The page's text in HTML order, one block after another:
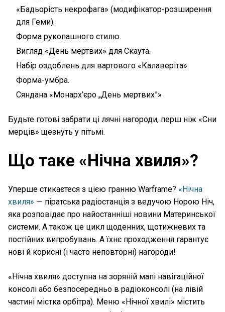
«Бадьорість некрофага» (модифікатор-розширення
для Геми).
Форма рукопашного стилю.
Вигляд «День мертвих» для Скаута.
Набір оздоблень для вартового «Калаверіта».
Форма-умбра.
Сяндана «Монарх’єро „День мертвих”»
Будьте готові забрати ці лячні нагороди, перш ніж «Сни
мерців» щезнуть у пітьмі.
Що таке «Нічна хвиля»?
Уперше стикаєтеся з цією гранню Warframe? «Нічна
хвиля» — піратська радіостанція з ведучою Норою Ніч,
яка розповідає про найостанніші новини Материнської
системи. А також це цикл щоденних, щотижневих та
постійних випробувань. А їхнє проходження гарантує
нові й корисні (і часто неповторні) нагороди!
«Нічна хвиля» доступна на зоряній мапі навігаційної
консолі або безпосередньо в радіоконсолі (на лівій
частині містка орбітра). Меню «Нічної хвилі» містить